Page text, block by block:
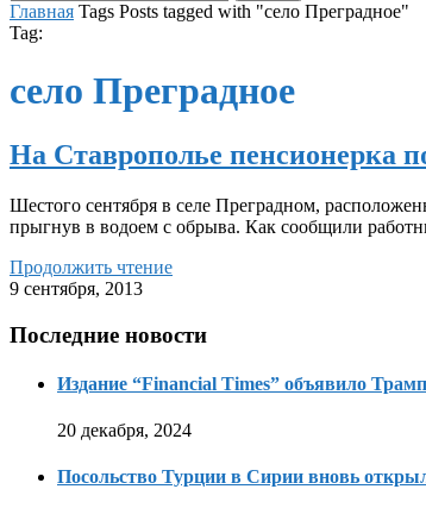
Главная Tags Posts tagged with "село Преградное"
Tag:
село Преградное
На Ставрополье пенсионерка
Шестого сентября в селе Преградном,
прыгнув в водоем с обрыва. Как сообщили
Продолжить чтение
9 сентября, 2013
Последние новости
Издание “Financial Times” объявило
20 декабря, 2024
Посольство Турции в Сирии вновь